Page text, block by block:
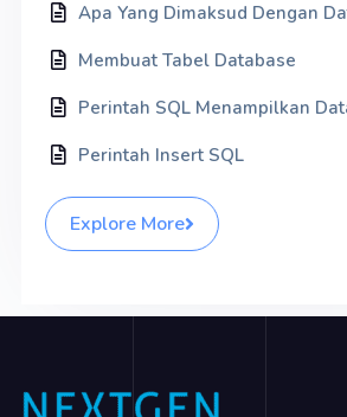
Apa Yang Dimaksud Dengan
Membuat Tabel Database
Perintah SQL Menampilkan
Perintah Insert SQL
Explore More